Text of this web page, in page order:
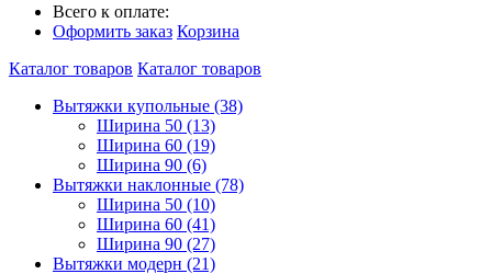
Всего к оплате:
Оформить заказ Корзина
Каталог товаров Каталог товаров
Вытяжки купольные (38)
Ширина 50 (13)
Ширина 60 (19)
Ширина 90 (6)
Вытяжки наклонные (78)
Ширина 50 (10)
Ширина 60 (41)
Ширина 90 (27)
Вытяжки модерн (21)